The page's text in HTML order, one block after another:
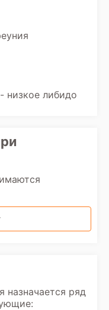
низкое либидо
назначается ряд